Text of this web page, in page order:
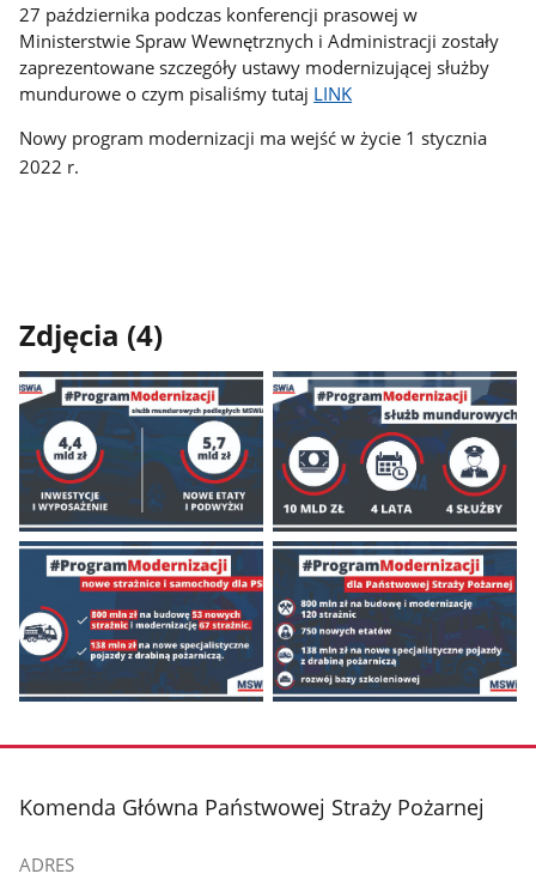
27 października podczas konferencji prasowej w
Ministerstwie Spraw Wewnętrznych i Administracji zostały
zaprezentowane szczegóły ustawy modernizującej służby
mundurowe o czym pisaliśmy tutaj LINK
Nowy program modernizacji ma wejść w życie 1 stycznia
2022 r.
Zdjęcia (4)
Pokaż
zdjęcie
z
galerii.
Pokaż
zdjęcie
2
z
galerii.
zdjęcie
galerii.
zdjęcie
galerii.
stopka
Komenda Główna Państwowej Straży Pożarnej
ADRES